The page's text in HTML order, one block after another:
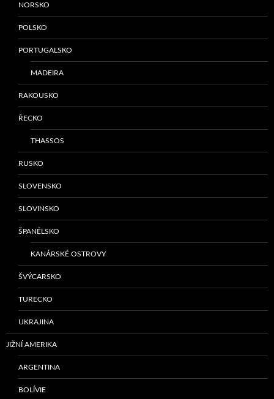
NORSKO
POLSKO
PORTUGALSKO
MADEIRA
RAKOUSKO
ŘECKO
THASSOS
RUSKO
SLOVENSKO
SLOVINSKO
ŠPANĚLSKO
KANÁRSKÉ OSTROVY
ŠVÝCARSKO
TURECKO
UKRAJINA
JIŽNÍ AMERIKA
ARGENTINA
BOLÍVIE